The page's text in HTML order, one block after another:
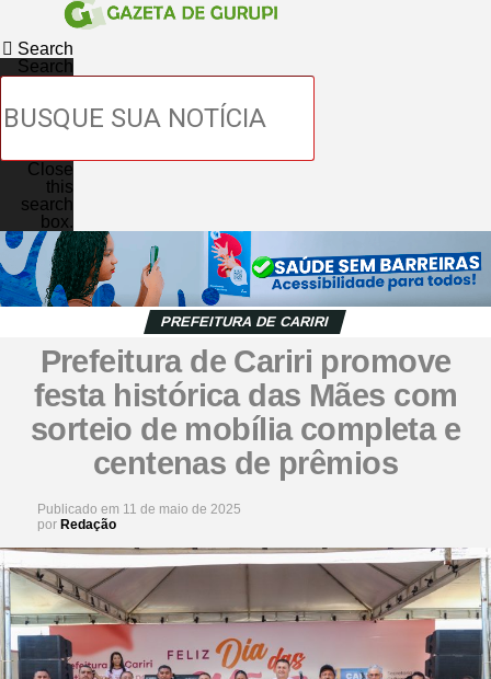
Search
Search
Close
this
search
box.
PREFEITURA DE CARIRI
Prefeitura de Cariri promove
festa histórica das Mães com
sorteio de mobília completa e
centenas de prêmios
Publicado em 11 de maio de 2025
por Redação